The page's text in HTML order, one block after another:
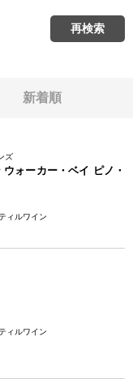
再検索
新着順
ズ
ォーカー・ベイ ピノ・
ィルワイン
ィルワイン